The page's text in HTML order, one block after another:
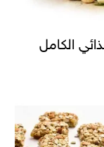
الكامل